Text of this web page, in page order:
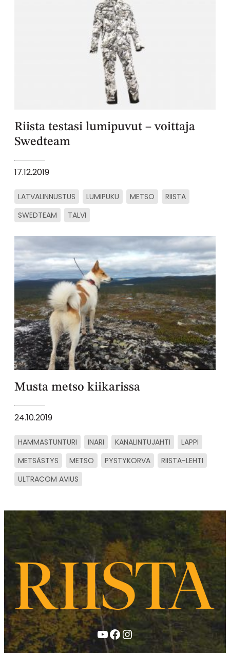
Riista testasi lumipuvut – voittaja
Swedteam
17.12.2019
LATVALINNUSTUS LUMIPUKU METSO
RIISTA
SWEDTEAM
TALVI
Musta metso kiikarissa
24.10.2019
HAMMASTUNTURI INARI KANALINTUJAHTI
LAPPI
METSÄSTYS
METSO PYSTYKORVA
RIISTA-LEHTI
ULTRACOM AVIUS
YouTube
Facebook
Instagram